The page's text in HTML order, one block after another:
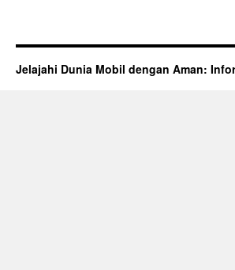
Jelajahi Dunia Mobil dengan Aman: